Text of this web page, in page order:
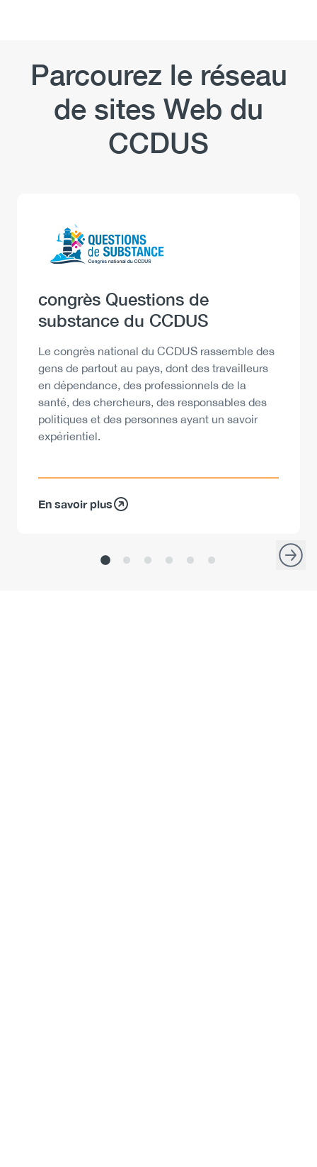
Parcourez le réseau
de sites Web du
CCDUS
Heading
congrès Questions de
substance du CCDUS
Description
Le congrès national du CCDUS rassemble des
gens de partout au pays, dont des travailleurs
en dépendance, des professionnels de la
santé, des chercheurs, des responsables des
politiques et des personnes ayant un savoir
expérientiel.
En savoir plus